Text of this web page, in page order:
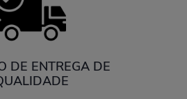
DE ENTREGA DE